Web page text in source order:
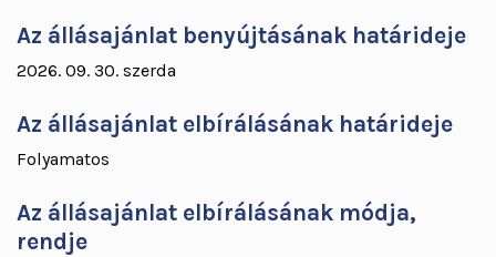
Az állásajánlat benyújtásának határideje
2026. 09. 30. szerda
Az állásajánlat elbírálásának határideje
Folyamatos
Az állásajánlat elbírálásának módja,
rendje